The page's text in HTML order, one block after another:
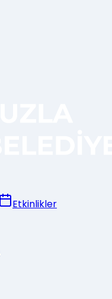
Etkinlikler